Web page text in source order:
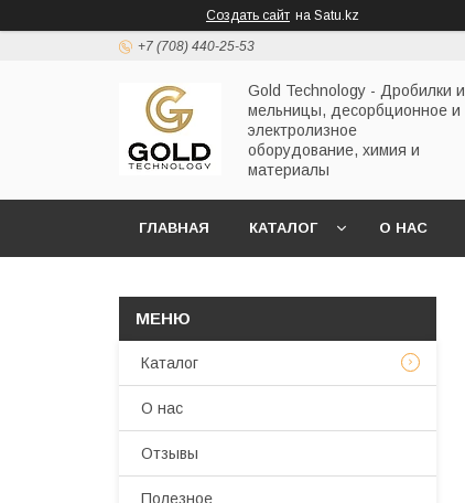
Создать сайт на Satu.kz
+7 (708) 440-25-53
Gold Technology - Дробилки и
мельницы, десорбционное и
электролизное
оборудование, химия и
материалы
ГЛАВНАЯ КАТАЛОГ О НАС
Каталог
О нас
Отзывы
Полезное